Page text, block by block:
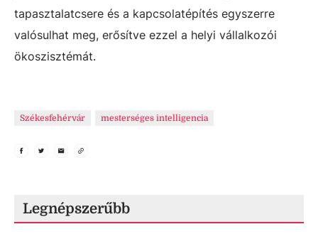
tapasztalatcsere és a kapcsolatépítés egyszerre
valósulhat meg, erősítve ezzel a helyi vállalkozói
ökoszisztémát.
Székesfehérvár mesterséges intelligencia
Legnépszerűbb